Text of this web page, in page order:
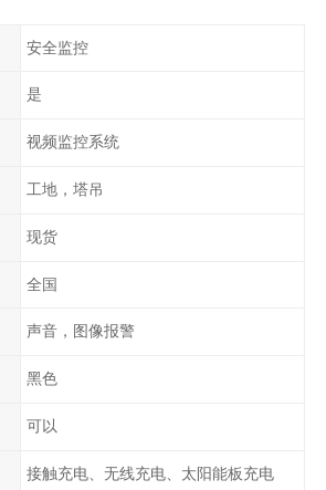
安全监控
是
视频监控系统
工地，塔吊
现货
全国
声音，图像报警
黑色
可以
接触充电、无线充电、太阳能板充电